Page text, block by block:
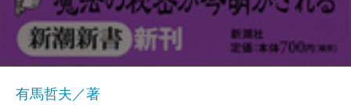
有馬哲夫／著